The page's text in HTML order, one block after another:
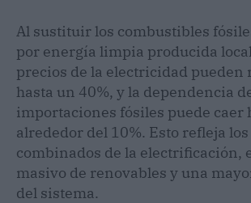
Al sustituir los combustibles
por energía limpia producida
precios de la electricidad pueden
hasta un 40%, y la dependencia
importaciones fósiles puede caer
alrededor del 10%. Esto refleja los
combinados de la electrificación,
masivo de renovables y una
del sistema.